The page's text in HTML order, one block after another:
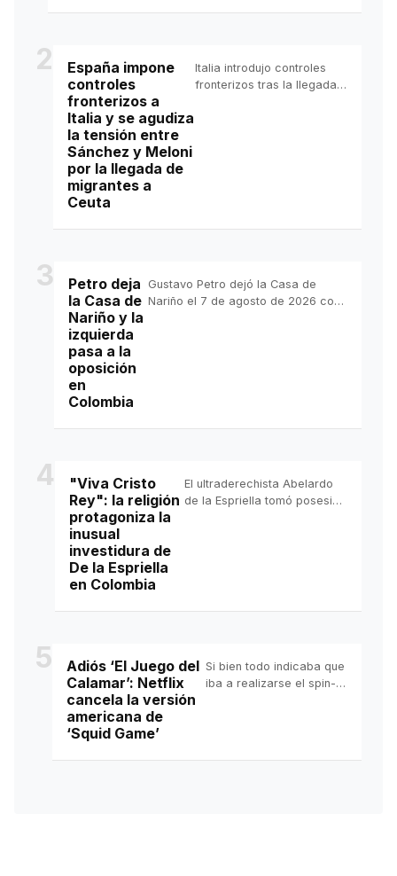
2
España impone
controles
fronterizos a
Italia y se agudiza
la tensión entre
Sánchez y Meloni
por la llegada de
migrantes a
Ceuta
Italia introdujo controles
fronterizos tras la llegada
3
Petro deja
la Casa de
Nariño y la
izquierda
pasa a la
oposición
en
Colombia
Gustavo Petro dejó la Casa de
Nariño el 7 de agosto de 2026 con
4
"Viva Cristo
Rey": la religión
protagoniza la
inusual
investidura de
De la Espriella
en Colombia
El ultraderechista Abelardo
de la Espriella tomó posesión
5
Adiós ‘El Juego del
Calamar’: Netflix
cancela la versión
americana de
‘Squid Game’
Si bien todo indicaba que
iba a realizarse el spin-